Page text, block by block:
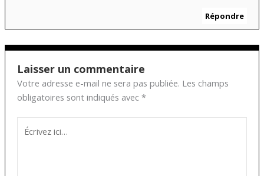
Répondre
Laisser un commentaire
Votre adresse e-mail ne sera pas publiée. Les champs
obligatoires sont indiqués avec *
Écrivez
ici…